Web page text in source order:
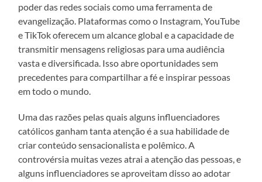
poder das redes sociais como uma ferramenta de
evangelização. Plataformas como o Instagram, YouTube
e TikTok oferecem um alcance global e a capacidade de
transmitir mensagens religiosas para uma audiência
vasta e diversificada. Isso abre oportunidades sem
precedentes para compartilhar a fé e inspirar pessoas
em todo o mundo.
Uma das razões pelas quais alguns influenciadores
católicos ganham tanta atenção é a sua habilidade de
criar conteúdo sensacionalista e polêmico. A
controvérsia muitas vezes atrai a atenção das pessoas, e
alguns influenciadores se aproveitam disso ao adotar